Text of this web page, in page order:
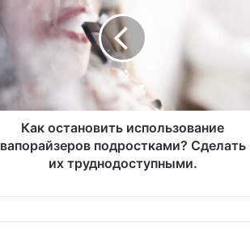
Как остановить использование
вапорайзеров подростками? Сделать
их труднодоступными.